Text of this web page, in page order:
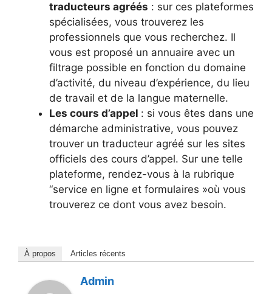
traducteurs agréés : sur ces plateformes
spécialisées, vous trouverez les
professionnels que vous recherchez. Il
vous est proposé un annuaire avec un
filtrage possible en fonction du domaine
d’activité, du niveau d’expérience, du lieu
de travail et de la langue maternelle.
Les cours d’appel : si vous êtes dans une
démarche administrative, vous pouvez
trouver un traducteur agréé sur les sites
officiels des cours d’appel. Sur une telle
plateforme, rendez-vous à la rubrique
“service en ligne et formulaires »où vous
trouverez ce dont vous avez besoin.
À propos Articles récents
Admin